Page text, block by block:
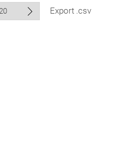
Export .csv